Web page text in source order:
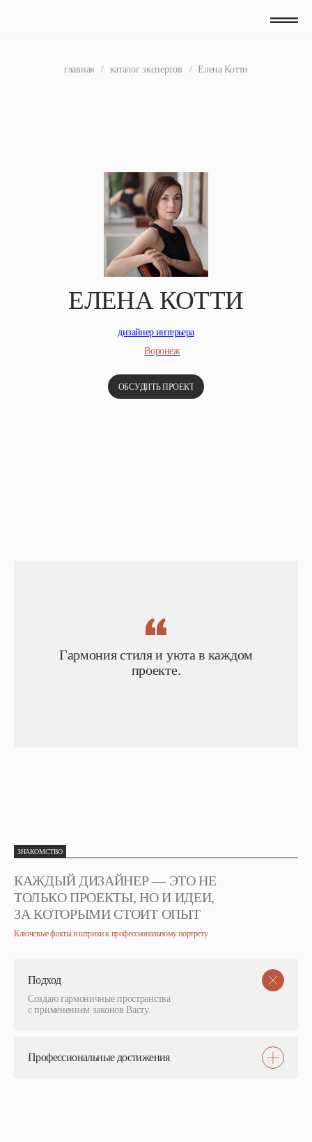
главная / каталог экспертов / Елена Котти
ЕЛЕНА КОТТИ
дизайнер интерьера
Воронеж
ОБСУДИТЬ ПРОЕКТ
Гармония стиля и уюта в каждом
проекте.
ЗНАКОМСТВО
КАЖДЫЙ ДИЗАЙНЕР — ЭТО НЕ
ТОЛЬКО ПРОЕКТЫ, НО И ИДЕИ,
ЗА КОТОРЫМИ СТОИТ ОПЫТ
Ключевые факты и штрихи к профессиональному портрету
Подход
Создаю гармоничные пространства
с применением законов Васту.
Профессиональные достижения